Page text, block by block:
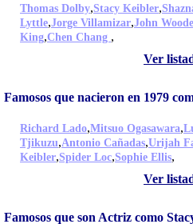
Thomas Dolby,Stacy Keibler,
Lyttle,Jorge Villamizar,John
King,Chen Chang ,
Ver
Famosos que nacieron en 1979
Richard Lado,Mitsuo Ogasawara,
Tjikuzu,Antonio Cañadas,Urijah
Keibler,Spider Loc,Sophie Ellis,
Ver
Famosos que son Actriz como